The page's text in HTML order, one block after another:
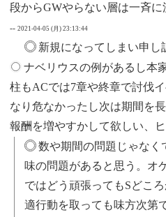
段からGWやらない層は一斉に
--2021-04-05 (月) 23:13:44
新規になってしまい申
ナベリウスの例があるし本
柱もACでは7章や終章で討伐
なり危なかったし次は期間を
報酬を増やすかして欲しい、
数や期間の問題じゃなく
味の問題があると思う。オ
ではどう頑張ってもSどこ
適行動を取っても味方次第